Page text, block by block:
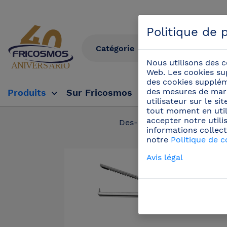
Produits Sur Fricosmos Tv Fricosmos
Des-Produits /
Politique de
Nous utilisons des
Web. Les cookies
des cookies
des mesures de
utilisateur sur le
tout moment en
accepter notre
informations
notre Politique de
Avis légal